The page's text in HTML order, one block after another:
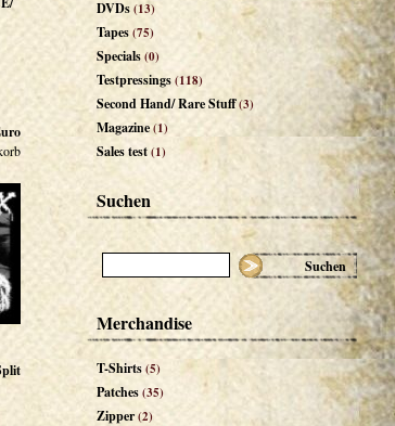
DVDs(13)
Tapes(75)
Specials(0)
Testpressings(118)
Second Hand/ Rare Stuff(3)
Magazine(1)
Sales test(1)
Suchen
Suchen
Merchandise
T-Shirts(5)
Patches(35)
Zipper(2)